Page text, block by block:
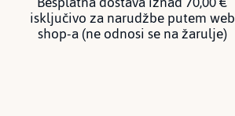
isključivo za narudžbe putem web
shop-a (ne odnosi se na žarulje)